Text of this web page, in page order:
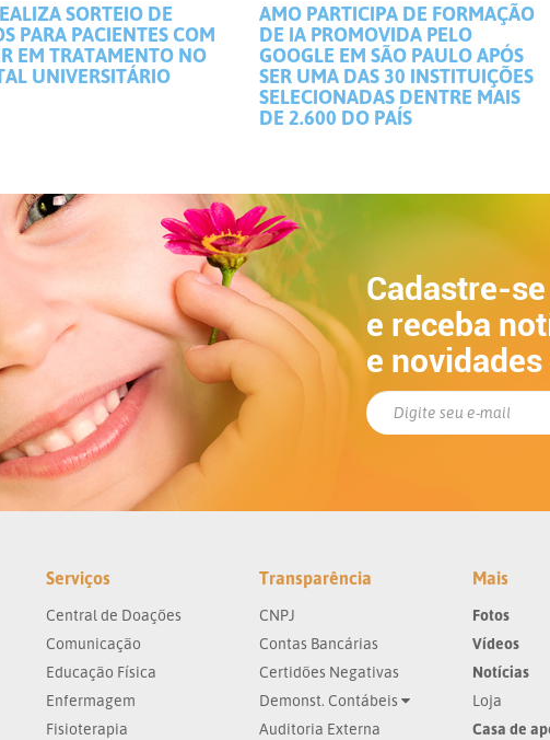
SORTEIO DE
PARA PACIENTES COM
EM TRATAMENTO NO
UNIVERSITÁRIO
AMO PARTICIPA DE FORMAÇÃO
DE IA PROMOVIDA PELO
GOOGLE EM SÃO PAULO APÓS
SER UMA DAS 30 INSTITUIÇÕES
SELECIONADAS DENTRE MAIS
DE 2.600 DO PAÍS
Cadastre-se
e receba
e novidades
Serviços
Central de Doações
Comunicação
Educação Física
Enfermagem
Fisioterapia
Transparência
CNPJ
Contas Bancárias
Certidões Negativas
Demonst. Contábeis
Auditoria Externa
Mais
Fotos
Vídeos
Notícias
Loja
Casa de